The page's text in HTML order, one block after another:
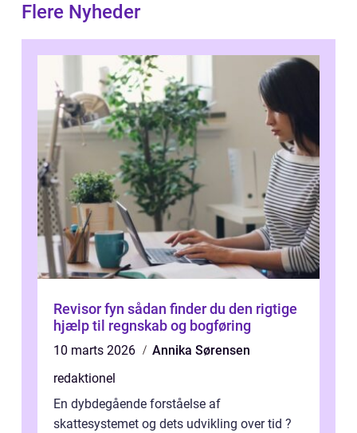
Flere Nyheder
Revisor fyn sådan finder du den rigtige
hjælp til regnskab og bogføring
10 marts 2026
Annika Sørensen
redaktionel
En dybdegående forståelse af
skattesystemet og dets udvikling over tid ?